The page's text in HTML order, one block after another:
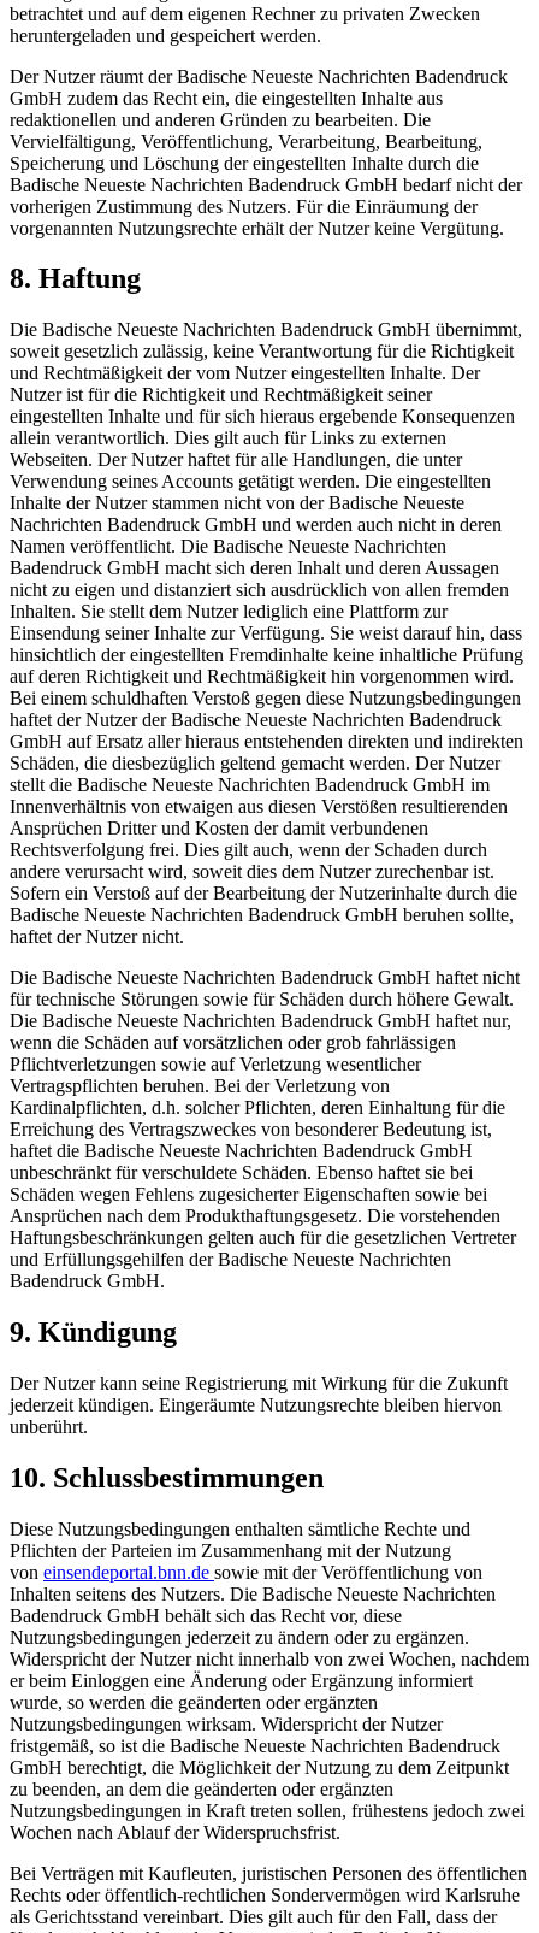
betrachtet und auf dem eigenen Rechner zu privaten Zwecken
heruntergeladen und gespeichert werden.
Der Nutzer räumt der Badische Neueste Nachrichten Badendruck
GmbH zudem das Recht ein, die eingestellten Inhalte aus
redaktionellen und anderen Gründen zu bearbeiten. Die
Vervielfältigung, Veröffentlichung, Verarbeitung, Bearbeitung,
Speicherung und Löschung der eingestellten Inhalte durch die
Badische Neueste Nachrichten Badendruck GmbH bedarf nicht der
vorherigen Zustimmung des Nutzers. Für die Einräumung der
vorgenannten Nutzungsrechte erhält der Nutzer keine Vergütung.
8. Haftung
Die Badische Neueste Nachrichten Badendruck GmbH übernimmt,
soweit gesetzlich zulässig, keine Verantwortung für die Richtigkeit
und Rechtmäßigkeit der vom Nutzer eingestellten Inhalte. Der
Nutzer ist für die Richtigkeit und Rechtmäßigkeit seiner
eingestellten Inhalte und für sich hieraus ergebende Konsequenzen
allein verantwortlich. Dies gilt auch für Links zu externen
Webseiten. Der Nutzer haftet für alle Handlungen, die unter
Verwendung seines Accounts getätigt werden. Die eingestellten
Inhalte der Nutzer stammen nicht von der Badische Neueste
Nachrichten Badendruck GmbH und werden auch nicht in deren
Namen veröffentlicht. Die Badische Neueste Nachrichten
Badendruck GmbH macht sich deren Inhalt und deren Aussagen
nicht zu eigen und distanziert sich ausdrücklich von allen fremden
Inhalten. Sie stellt dem Nutzer lediglich eine Plattform zur
Einsendung seiner Inhalte zur Verfügung. Sie weist darauf hin, dass
hinsichtlich der eingestellten Fremdinhalte keine inhaltliche Prüfung
auf deren Richtigkeit und Rechtmäßigkeit hin vorgenommen wird.
Bei einem schuldhaften Verstoß gegen diese Nutzungsbedingungen
haftet der Nutzer der Badische Neueste Nachrichten Badendruck
GmbH auf Ersatz aller hieraus entstehenden direkten und indirekten
Schäden, die diesbezüglich geltend gemacht werden. Der Nutzer
stellt die Badische Neueste Nachrichten Badendruck GmbH im
Innenverhältnis von etwaigen aus diesen Verstößen resultierenden
Ansprüchen Dritter und Kosten der damit verbundenen
Rechtsverfolgung frei. Dies gilt auch, wenn der Schaden durch
andere verursacht wird, soweit dies dem Nutzer zurechenbar ist.
Sofern ein Verstoß auf der Bearbeitung der Nutzerinhalte durch die
Badische Neueste Nachrichten Badendruck GmbH beruhen sollte,
haftet der Nutzer nicht.
Die Badische Neueste Nachrichten Badendruck GmbH haftet nicht
für technische Störungen sowie für Schäden durch höhere Gewalt.
Die Badische Neueste Nachrichten Badendruck GmbH haftet nur,
wenn die Schäden auf vorsätzlichen oder grob fahrlässigen
Pflichtverletzungen sowie auf Verletzung wesentlicher
Vertragspflichten beruhen. Bei der Verletzung von
Kardinalpflichten, d.h. solcher Pflichten, deren Einhaltung für die
Erreichung des Vertragszweckes von besonderer Bedeutung ist,
haftet die Badische Neueste Nachrichten Badendruck GmbH
unbeschränkt für verschuldete Schäden. Ebenso haftet sie bei
Schäden wegen Fehlens zugesicherter Eigenschaften sowie bei
Ansprüchen nach dem Produkthaftungsgesetz. Die vorstehenden
Haftungsbeschränkungen gelten auch für die gesetzlichen Vertreter
und Erfüllungsgehilfen der Badische Neueste Nachrichten
Badendruck GmbH.
9. Kündigung
Der Nutzer kann seine Registrierung mit Wirkung für die Zukunft
jederzeit kündigen. Eingeräumte Nutzungsrechte bleiben hiervon
unberührt.
10. Schlussbestimmungen
Diese Nutzungsbedingungen enthalten sämtliche Rechte und
Pflichten der Parteien im Zusammenhang mit der Nutzung
von einsendeportal.bnn.de sowie mit der Veröffentlichung von
Inhalten seitens des Nutzers. Die Badische Neueste Nachrichten
Badendruck GmbH behält sich das Recht vor, diese
Nutzungsbedingungen jederzeit zu ändern oder zu ergänzen.
Widerspricht der Nutzer nicht innerhalb von zwei Wochen, nachdem
er beim Einloggen eine Änderung oder Ergänzung informiert
wurde, so werden die geänderten oder ergänzten
Nutzungsbedingungen wirksam. Widerspricht der Nutzer
fristgemäß, so ist die Badische Neueste Nachrichten Badendruck
GmbH berechtigt, die Möglichkeit der Nutzung zu dem Zeitpunkt
zu beenden, an dem die geänderten oder ergänzten
Nutzungsbedingungen in Kraft treten sollen, frühestens jedoch zwei
Wochen nach Ablauf der Widerspruchsfrist.
Bei Verträgen mit Kaufleuten, juristischen Personen des öffentlichen
Rechts oder öffentlich-rechtlichen Sondervermögen wird Karlsruhe
als Gerichtsstand vereinbart. Dies gilt auch für den Fall, dass der